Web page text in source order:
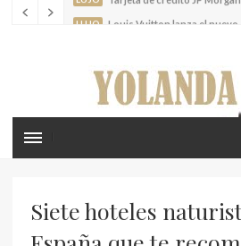
Louis Vuitton lanza el
Siete hoteles